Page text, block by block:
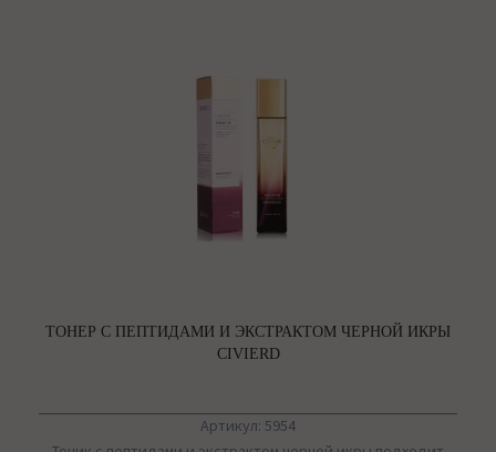
ТОНЕР С ПЕПТИДАМИ И ЭКСТРАКТОМ ЧЕРНОЙ ИКРЫ
CIVIERD
Артикул: 5954